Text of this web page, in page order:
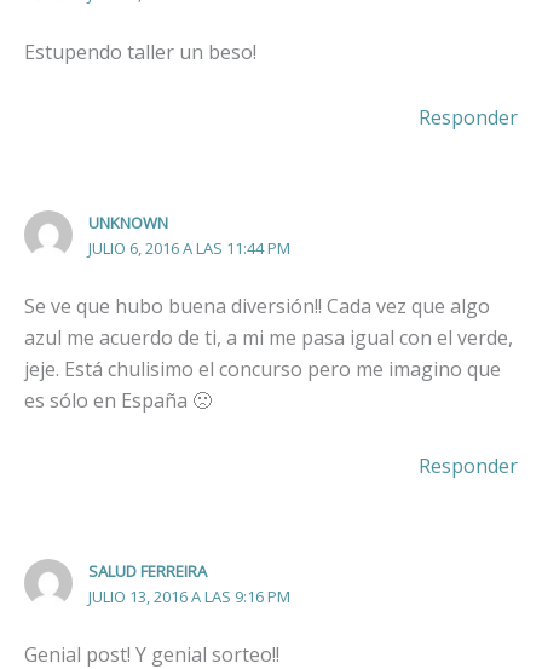
Estupendo taller un beso!
Responder
UNKNOWN
JULIO 6, 2016 A LAS 11:44 PM
Se ve que hubo buena diversión!! Cada vez que algo
azul me acuerdo de ti, a mi me pasa igual con el verde,
jeje. Está chulisimo el concurso pero me imagino que
es sólo en España 🙁
Responder
SALUD FERREIRA
JULIO 13, 2016 A LAS 9:16 PM
Genial post! Y genial sorteo!!